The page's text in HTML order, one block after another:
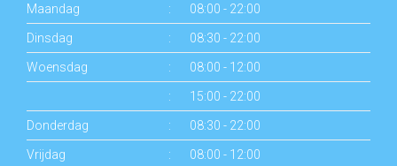
Maandag : 08:00 - 22:00
Dinsdag : 08:30 - 22:00
Woensdag : 08:00 - 12:00
: 15:00 - 22:00
Donderdag : 08:30 - 22:00
Vrijdag : 08:00 - 12:00